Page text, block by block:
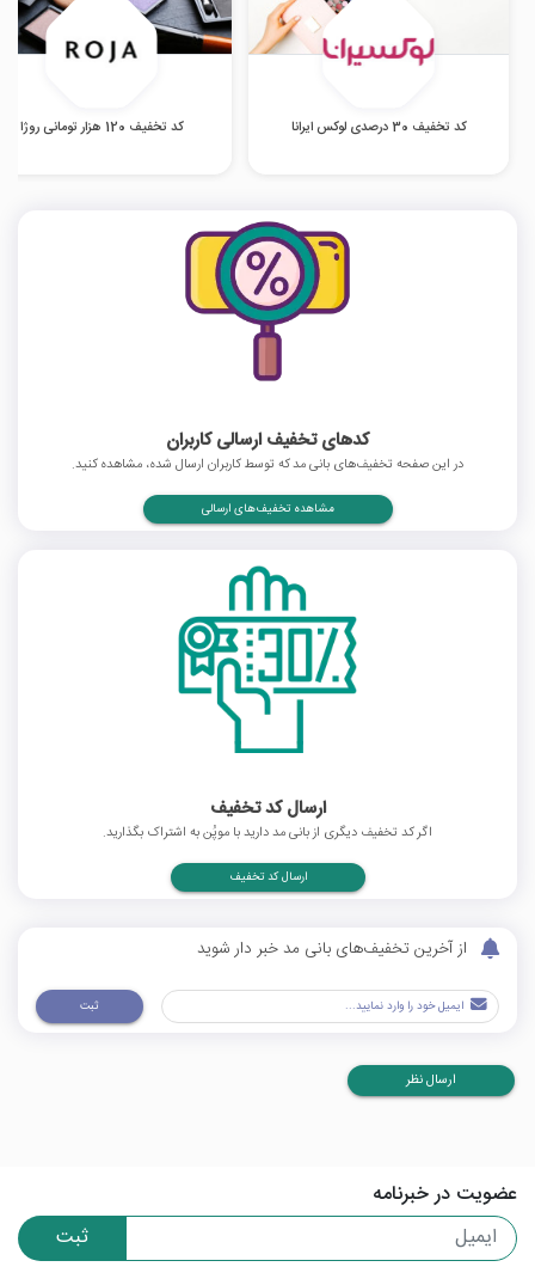
کد تخفیف 30 درصدی لوکس ایرانا کد تخفیف 120 هزار تومانی روژا
کدهای تخفیف ارسالی کاربران
در این صفحه تخفیف‌های بانی مد که توسط کاربران ارسال شده، مشاهده کنید.
مشاهده تخفیف‌های ارسالی
ارسال کد تخفیف
اگر کد تخفیف دیگری از بانی مد دارید با موپُن به اشتراک بگذارید.
ارسال کد تخفیف
از آخرین تخفیف‌های بانی مد خبر دار شوید
ثبت
ارسال نظر
عضویت در خبرنامه
ثبت